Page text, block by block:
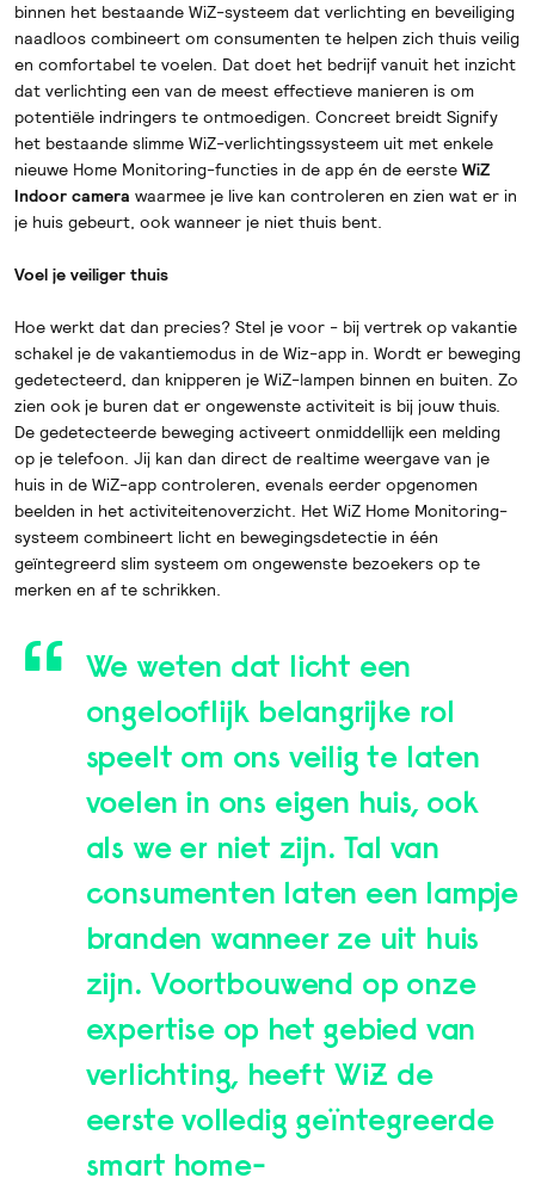
binnen het bestaande WiZ-systeem dat verlichting en beveiliging
naadloos combineert om consumenten te helpen zich thuis veilig
en comfortabel te voelen. Dat doet het bedrijf vanuit het inzicht
dat verlichting een van de meest effectieve manieren is om
potentiële indringers te ontmoedigen. Concreet breidt Signify
het bestaande slimme WiZ-verlichtingssysteem uit met enkele
nieuwe Home Monitoring-functies in de app én de eerste WiZ
Indoor camera waarmee je live kan controleren en zien wat er in
je huis gebeurt, ook wanneer je niet thuis bent.
Voel je veiliger thuis
Hoe werkt dat dan precies? Stel je voor - bij vertrek op vakantie
schakel je de vakantiemodus in de Wiz-app in. Wordt er beweging
gedetecteerd, dan knipperen je WiZ-lampen binnen en buiten. Zo
zien ook je buren dat er ongewenste activiteit is bij jouw thuis.
De gedetecteerde beweging activeert onmiddellijk een melding
op je telefoon. Jij kan dan direct de realtime weergave van je
huis in de WiZ-app controleren, evenals eerder opgenomen
beelden in het activiteitenoverzicht. Het WiZ Home Monitoring-
systeem combineert licht en bewegingsdetectie in één
geïntegreerd slim systeem om ongewenste bezoekers op te
merken en af te schrikken.
We weten dat licht een
ongelooflijk belangrijke rol
speelt om ons veilig te laten
voelen in ons eigen huis, ook
als we er niet zijn. Tal van
consumenten laten een lampje
branden wanneer ze uit huis
zijn. Voortbouwend op onze
expertise op het gebied van
verlichting, heeft WiZ de
eerste volledig geïntegreerde
smart home-